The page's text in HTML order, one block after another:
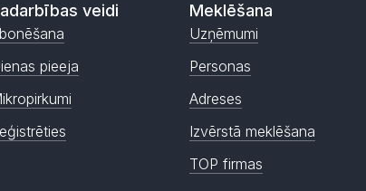
veidi
pieeja
Meklēšana
Uzņēmumi
Personas
Adreses
Izvērstā meklēšana
TOP firmas